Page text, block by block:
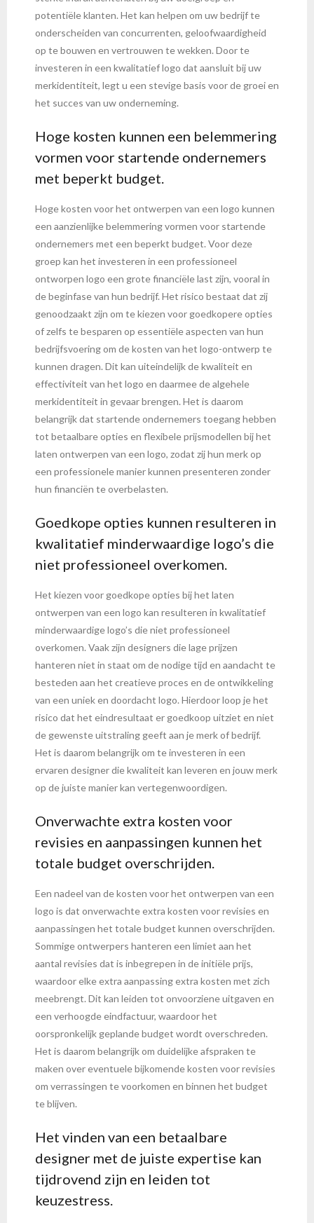
potentiële klanten. Het kan helpen om uw bedrijf te
onderscheiden van concurrenten, geloofwaardigheid
op te bouwen en vertrouwen te wekken. Door te
investeren in een kwalitatief logo dat aansluit bij uw
merkidentiteit, legt u een stevige basis voor de groei en
het succes van uw onderneming.
Hoge kosten kunnen een belemmering
vormen voor startende ondernemers
met beperkt budget.
Hoge kosten voor het ontwerpen van een logo kunnen
een aanzienlijke belemmering vormen voor startende
ondernemers met een beperkt budget. Voor deze
groep kan het investeren in een professioneel
ontworpen logo een grote financiële last zijn, vooral in
de beginfase van hun bedrijf. Het risico bestaat dat zij
genoodzaakt zijn om te kiezen voor goedkopere opties
of zelfs te besparen op essentiële aspecten van hun
bedrijfsvoering om de kosten van het logo-ontwerp te
kunnen dragen. Dit kan uiteindelijk de kwaliteit en
effectiviteit van het logo en daarmee de algehele
merkidentiteit in gevaar brengen. Het is daarom
belangrijk dat startende ondernemers toegang hebben
tot betaalbare opties en flexibele prijsmodellen bij het
laten ontwerpen van een logo, zodat zij hun merk op
een professionele manier kunnen presenteren zonder
hun financiën te overbelasten.
Goedkope opties kunnen resulteren in
kwalitatief minderwaardige logo’s die
niet professioneel overkomen.
Het kiezen voor goedkope opties bij het laten
ontwerpen van een logo kan resulteren in kwalitatief
minderwaardige logo’s die niet professioneel
overkomen. Vaak zijn designers die lage prijzen
hanteren niet in staat om de nodige tijd en aandacht te
besteden aan het creatieve proces en de ontwikkeling
van een uniek en doordacht logo. Hierdoor loop je het
risico dat het eindresultaat er goedkoop uitziet en niet
de gewenste uitstraling geeft aan je merk of bedrijf.
Het is daarom belangrijk om te investeren in een
ervaren designer die kwaliteit kan leveren en jouw merk
op de juiste manier kan vertegenwoordigen.
Onverwachte extra kosten voor
revisies en aanpassingen kunnen het
totale budget overschrijden.
Een nadeel van de kosten voor het ontwerpen van een
logo is dat onverwachte extra kosten voor revisies en
aanpassingen het totale budget kunnen overschrijden.
Sommige ontwerpers hanteren een limiet aan het
aantal revisies dat is inbegrepen in de initiële prijs,
waardoor elke extra aanpassing extra kosten met zich
meebrengt. Dit kan leiden tot onvoorziene uitgaven en
een verhoogde eindfactuur, waardoor het
oorspronkelijk geplande budget wordt overschreden.
Het is daarom belangrijk om duidelijke afspraken te
maken over eventuele bijkomende kosten voor revisies
om verrassingen te voorkomen en binnen het budget
te blijven.
Het vinden van een betaalbare
designer met de juiste expertise kan
tijdrovend zijn en leiden tot
keuzestress.